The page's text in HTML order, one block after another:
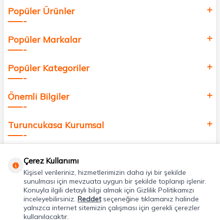
değer katmak için bize katılın!
Popüler Ürünler
Popüler Markalar
Popüler Kategoriler
Önemli Bilgiler
Turuncukasa Kurumsal
Uygulamalarımız
Adres & İletişim
Çerez Kullanımı
Kişisel verileriniz, hizmetlerimizin daha iyi bir şekilde
sunulması için mevzuata uygun bir şekilde toplanıp işlenir.
Konuyla ilgili detaylı bilgi almak için Gizlilik Politikamızı
inceleyebilirsiniz. Reddetseçeneğine tıklamanız halinde
yalnızca internet sitemizin çalışması için gerekli çerezler
kullanılacaktır.